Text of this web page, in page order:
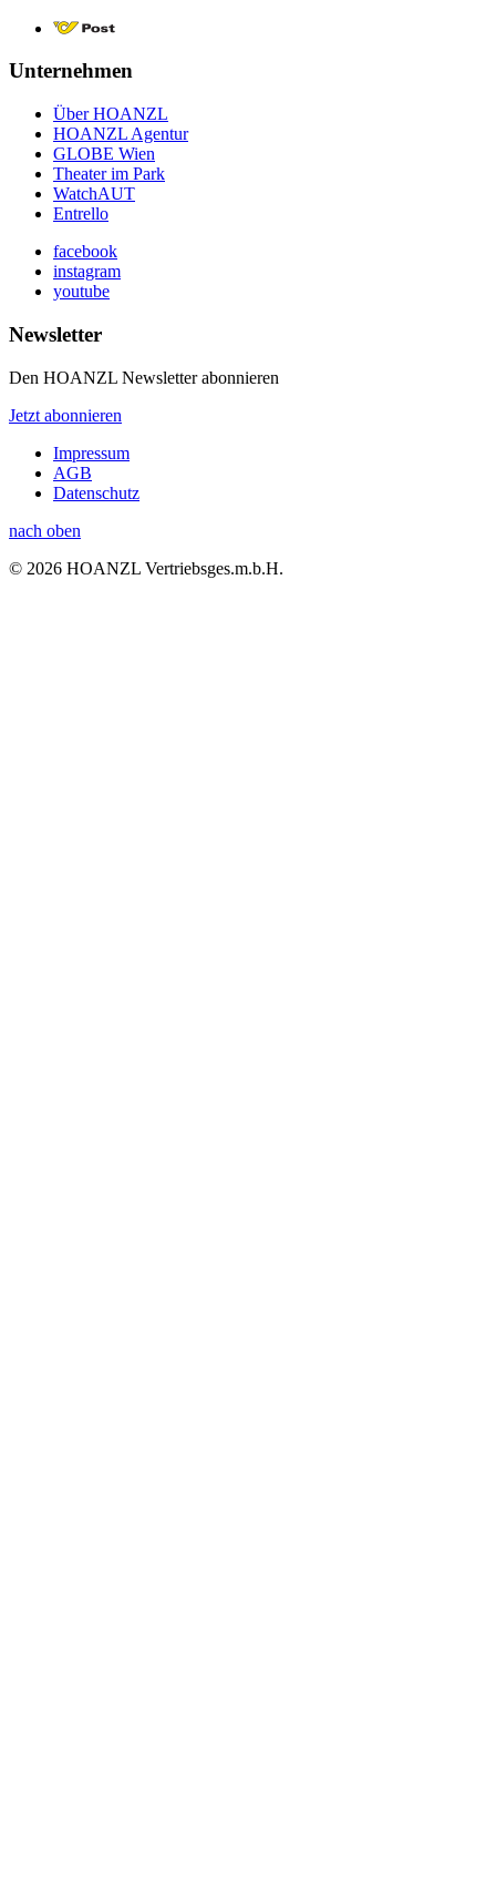
Unternehmen
Über HOANZL
HOANZL Agentur
GLOBE Wien
Theater im Park
WatchAUT
Entrello
facebook
instagram
youtube
Newsletter
Den HOANZL Newsletter abonnieren
Jetzt abonnieren
Impressum
AGB
Datenschutz
nach oben
© 2026 HOANZL Vertriebsges.m.b.H.